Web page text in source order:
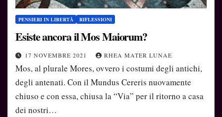
PENSIERI IN LIBERTÀ RIFLESSIONI
Esiste ancora il Mos Maiorum?
17 NOVEMBRE 2021 RHEA MATER LUNAE
Mos, al plurale Mores, ovvero i costumi degli antichi,
degli antenati. Con il Mundus Cereris nuovamente
chiuso e con essa, chiusa la “Via” per il ritorno a casa
dei nostri…